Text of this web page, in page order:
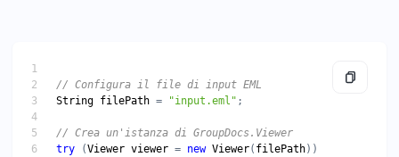
String filePath = "input.eml"
try (Viewer viewer = new Viewer( filePath